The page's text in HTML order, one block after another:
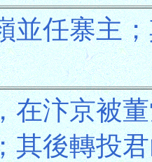
並任寨主
在汴京被
其後轉投